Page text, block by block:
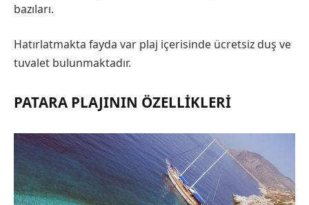
bazıları.
Hatırlatmakta fayda var plaj içerisinde ücretsiz duş ve
tuvalet bulunmaktadır.
PATARA PLAJININ ÖZELLIKLERI